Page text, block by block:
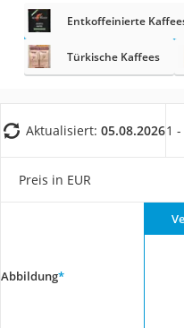
Entkoffeinierte
Türkische Kaffees
Aktualisiert: 05.08.20261
Preis in EUR
Abbildung*